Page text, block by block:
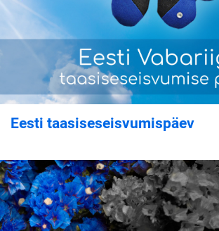
Eesti taasiseseisvumispäev